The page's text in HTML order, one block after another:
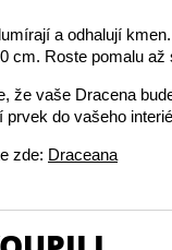
a odhalují
cm. Roste pomalu až
že vaše Dracena
do vašeho
zde: Draceana